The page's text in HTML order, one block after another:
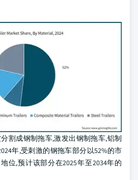
割成钢制拖车,激发出钢制拖车,铝制
年,受刺激的钢拖车部分以52%的市
位,预计该部分在2025年至2034年的